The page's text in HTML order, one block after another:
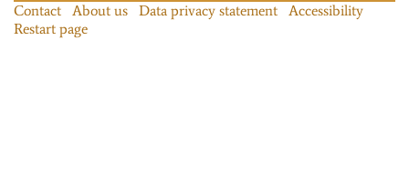
Contact About us Data privacy statement
Accessibility
Restart page